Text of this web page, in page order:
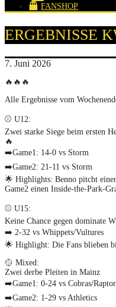
FANSHOP
ERGEBNISSE
7. Juni 2026
🔥🔥🔥
Alle Ergebnisse vom
⚾ U12:
Zwei starke Siege beim ersten
🔥
➡️Game1: 14-0 vs Storm
➡️Game2: 21-11 vs Storm
🌟 Highlights: Benno pitcht
Game2 einen Inside-the-Park-
⚾ U15:
Keine Chance gegen dominate
➡️ 2-32 vs Whippets/Vultures
🌟 Highlight: Die Fans blieben
🥎 Mixed:
Zwei derbe Pleiten in Mainz
➡️Game1: 0-24 vs Cobras/
➡️Game2: 1-29 vs Athletics